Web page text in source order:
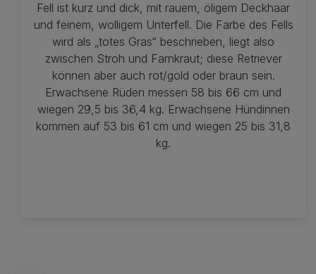
Fell ist kurz und dick, mit rauem, öligem Deckhaar
und feinem, wolligem Unterfell. Die Farbe des Fells
wird als „totes Gras“ beschrieben, liegt also
zwischen Stroh und Farnkraut; diese Retriever
können aber auch rot/gold oder braun sein.
Erwachsene Rüden messen 58 bis 66 cm und
wiegen 29,5 bis 36,4 kg. Erwachsene Hündinnen
kommen auf 53 bis 61 cm und wiegen 25 bis 31,8
kg.